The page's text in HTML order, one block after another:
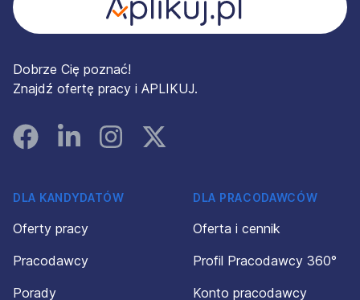
Dobrze Cię poznać!
Znajdź ofertę pracy i APLIKUJ.
FacebookLinked InInstagramInstagram
DLA KANDYDATÓW
Oferty pracy
Pracodawcy
Porady
DLA PRACODAWCÓW
Oferta i cennik
Profil Pracodawcy 360°
Konto pracodawcy